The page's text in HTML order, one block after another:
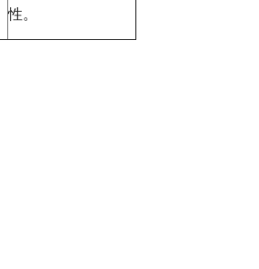
性。